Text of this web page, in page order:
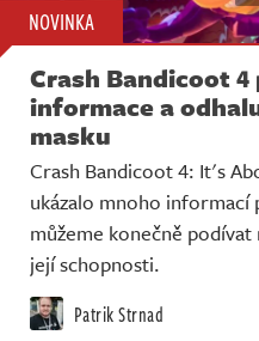
NOVINKA
Crash Bandicoot
informace a
masku
Crash Bandicoot 4: It's
ukázalo mnoho informací
můžeme konečně
její schopnosti.
Patrik Strnad